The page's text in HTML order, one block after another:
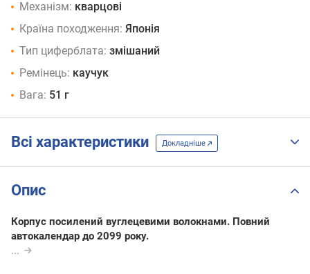
Механізм: кварцові
Країна походження: Японія
Тип циферблата: змішаний
Ремінець: каучук
Вага: 51 г
Всі характеристики Докладніше
Опис
Корпус посилений вуглецевими волокнами. Повний
автокалендар до 2099 року.
...